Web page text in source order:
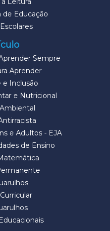
de Educação
Sempre
Aprender
e Inclusão
e Nutricional
e Adultos - EJA
de Ensino